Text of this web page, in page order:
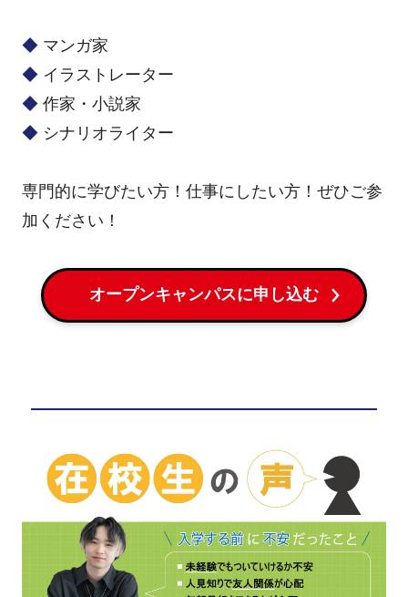
◆マンガ家
◆イラストレーター
◆作家・小説家
◆シナリオライター
専門的に学びたい方！仕事にしたい方！ぜひご参
加ください！
オープンキャンパスに申し込む